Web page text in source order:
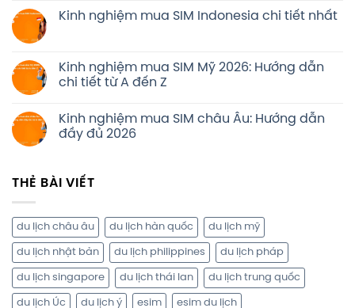
Kinh nghiệm mua SIM Indonesia chi tiết nhất
Kinh nghiệm mua SIM Mỹ 2026: Hướng dẫn
chi tiết từ A đến Z
Kinh nghiệm mua SIM châu Âu: Hướng dẫn
đầy đủ 2026
THẺ BÀI VIẾT
du lịch châu âu du lịch hàn quốc du lịch mỹ
du lịch nhật bản du lịch philippines du lịch pháp
du lịch singapore du lịch thái lan du lịch trung quốc
du lịch Úc du lịch ý esim esim du lịch